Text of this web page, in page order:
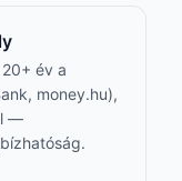
év a
money.hu),
—